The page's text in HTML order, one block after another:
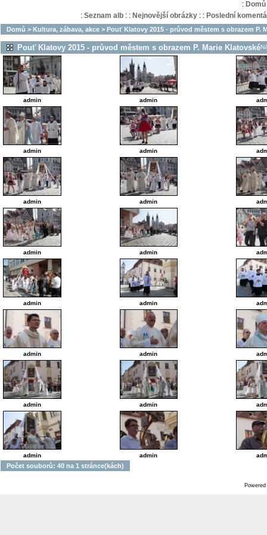
: Domů
: Seznam alb: : Nejnovější obrázky: : Poslední
Domů > Kultura, zábava, akce > Pouť Klatovy 2015 - průvod městem s obrazem P.
Pouť Klatovy 2015 - průvod městem s obrazem P. Marie Klatovské
admin admin
admin admin
admin admin
admin admin
admin admin
admin admin
admin admin
admin admin
Počet souborů: 40 na 1 stránce(kách)